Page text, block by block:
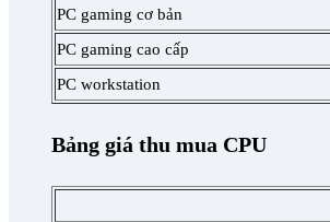
PC gaming cơ bản
PC gaming cao cấp
PC workstation
Bảng giá thu mua CPU